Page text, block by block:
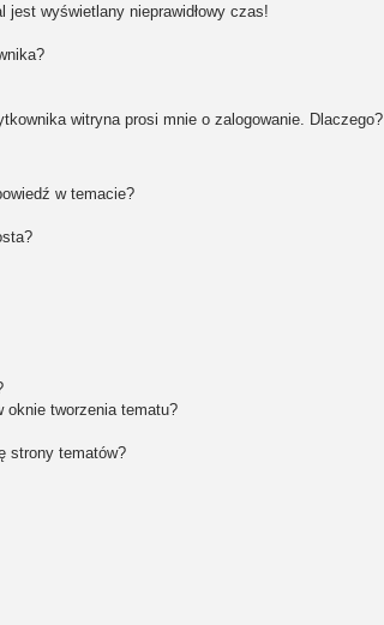
jest wyświetlany nieprawidłowy czas!
witryna prosi mnie o zalogowanie. Dlaczego?
w temacie?
oknie tworzenia tematu?
strony tematów?